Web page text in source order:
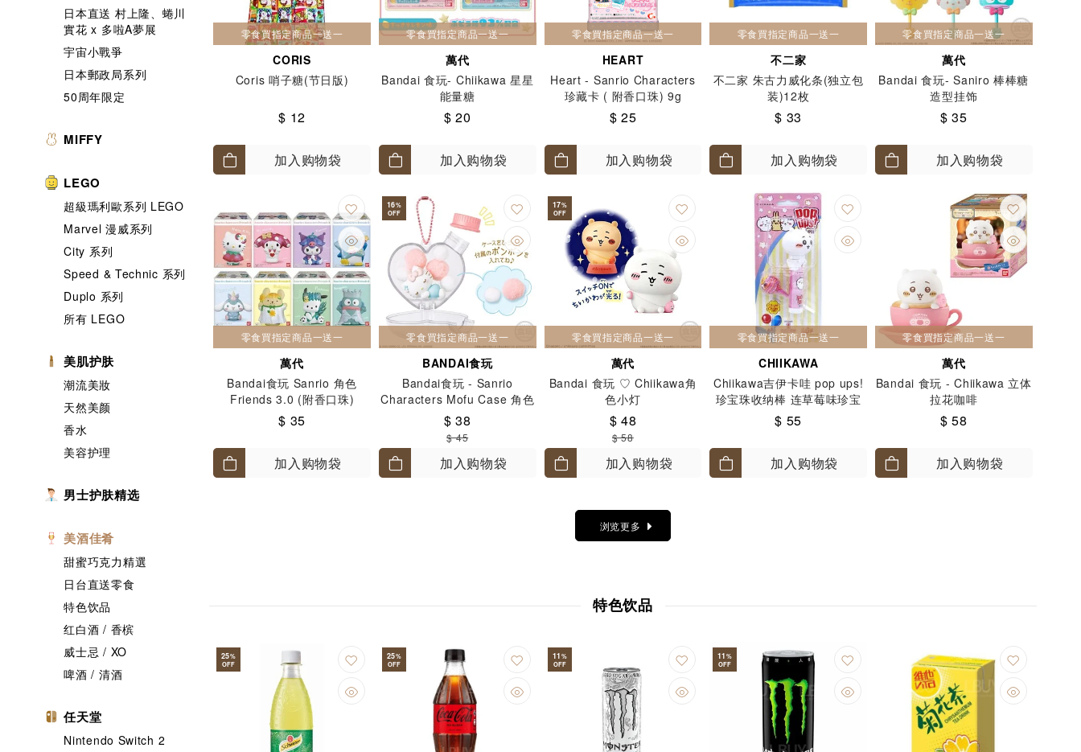
日本直送 村上隆、蜷川
實花 x 多啦A夢展
宇宙小戰爭
日本郵政局系列
50周年限定
MIFFY
LEGO
超級瑪利歐系列 LEGO
Marvel 漫威系列
City 系列
Speed & Technic 系列
Duplo 系列
所有 LEGO
美肌护肤
潮流美妝
天然美颜
香水
美容护理
男士护肤精选
美酒佳肴
甜蜜巧克力精選
日台直送零食
特色饮品
红白酒 / 香槟
威士忌 / XO
啤酒 / 清酒
任天堂
Nintendo Switch 2
零食買指定商品一送一
CORIS
Coris 哨子糖(节日版)
$ 12
加入购物袋
零食買指定商品一送一
萬代
Bandai 食玩- Chiikawa 星星
能量糖
$ 20
加入购物袋
零食買指定商品一送一
HEART
Heart - Sanrio Characters
珍藏卡 ( 附香口珠) 9g
$ 25
加入购物袋
零食買指定商品一送一
不二家
不二家 朱古力威化条(独立包
装)12枚
$ 33
加入购物袋
零食買指定商品一送一
萬代
Bandai 食玩- Saniro 棒棒糖
造型挂饰
$ 35
加入购物袋
零食買指定商品一送一
萬代
Bandai食玩 Sanrio 角色
Friends 3.0 (附香口珠)
$ 35
加入购物袋
16%
OFF
零食買指定商品一送一
BANDAI食玩
Bandai食玩 - Sanrio
Characters Mofu Case 角色
饰物吊饰
$ 38
$ 45
加入购物袋
17%
OFF
零食買指定商品一送一
萬代
Bandai 食玩 ♡ Chiikawa角
色小灯
$ 48
$ 58
加入购物袋
零食買指定商品一送一
CHIIKAWA
Chiikawa吉伊卡哇 pop ups!
珍宝珠收纳棒 连草莓味珍宝
珠
$ 55
加入购物袋
零食買指定商品一送一
萬代
Bandai 食玩 - Chiikawa 立体
拉花咖啡
$ 58
加入购物袋
浏览更多
特色饮品
25%
OFF
25%
OFF
11%
OFF
11%
OFF